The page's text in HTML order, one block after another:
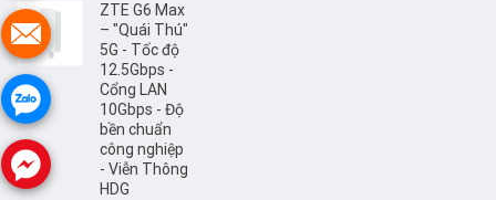
ZTE G6 Max
– "Quái Thú"
5G - Tốc độ
12.5Gbps -
Cổng LAN
10Gbps - Độ
bền chuẩn
công nghiệp
- Viễn Thông
HDG